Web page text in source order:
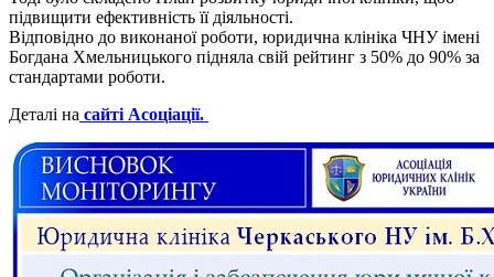
підвищити ефективність її діяльності.
Відповідно до виконаної роботи, юридична клініка ЧНУ імені
Богдана Хмельницького підняла свій рейтинг з 50% до 90% за
стандартами роботи.
Деталі на сайті Асоціації.